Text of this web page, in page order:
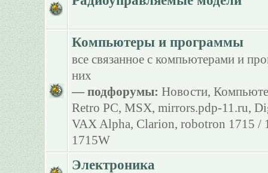
Компьютеры и программы
все связанное с компьютерами и
них
— подфорумы: Новости,
Retro PC, MSX, mirrors.pdp-11.ru,
VAX Alpha, Clarion, robotron 1715 /
1715W
Электроника